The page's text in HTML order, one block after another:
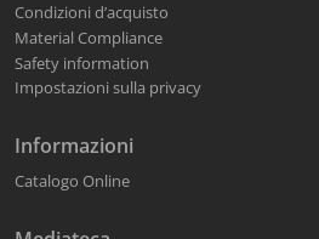
Condizioni d’acquisto
Material Compliance
Safety information
Impostazioni sulla privacy
Informazioni
Catalogo Online